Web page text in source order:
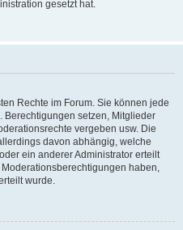
gesetzt hat.
Rechte im Forum. Sie können jede
Berechtigungen setzen, Mitglieder
vergeben usw. Die
davon abhängig, welche
ein anderer Administrator erteilt
haben,
wurde.